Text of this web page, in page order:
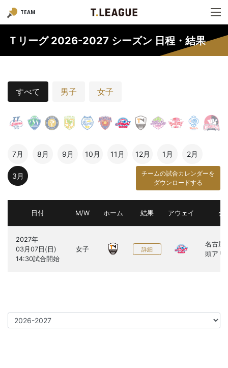
TEAM
Ｔリーグ 2026-2027 シーズン 日程・結果
すべて 男子 女子
7月 8月 9月 10月 11月 12月 1月 2月
3月
チームの試合カレンダーを
ダウンロードする
日付 M/W ホーム 結果 アウェイ 会
2027年
03月07日(日)
女子 詳細
名古屋
頭アリ